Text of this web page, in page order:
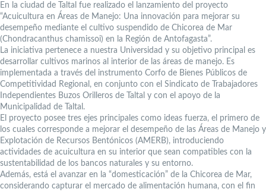
En la ciudad de Taltal fue realizado el lanzamiento del proyecto
“Acuicultura en Áreas de Manejo: Una innovación para mejorar su
desempeño mediante el cultivo suspendido de Chicorea de Mar
(Chondracanthus chamissoi) en la Región de Antofagasta”.
La iniciativa pertenece a nuestra Universidad y su objetivo principal es
desarrollar cultivos marinos al interior de las áreas de manejo. Es
implementada a través del instrumento Corfo de Bienes Públicos de
Competitividad Regional, en conjunto con el Sindicato de Trabajadores
Independientes Buzos Orilleros de Taltal y con el apoyo de la
Municipalidad de Taltal.
El proyecto posee tres ejes principales como ideas fuerza, el primero de
los cuales corresponde a mejorar el desempeño de las Áreas de Manejo y
Explotación de Recursos Bentónicos (AMERB), introduciendo
actividades de acuicultura en su interior que sean compatibles con la
sustentabilidad de los bancos naturales y su entorno.
Además, está el avanzar en la “domesticación” de la Chicorea de Mar,
considerando capturar el mercado de alimentación humana, con el fin